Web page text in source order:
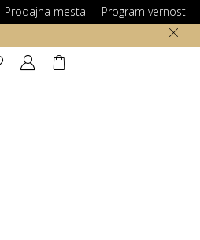
Prodajna mesta Program vernosti